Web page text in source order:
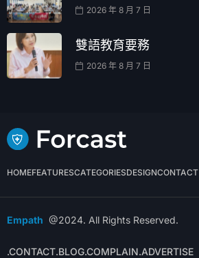
2026 年 8 月 7 日
雙語教育要務
2026 年 8 月 7 日
HOMEFEATURESCATEGORIESDESIGNCONTACT
Empath @2024. All Rights Reserved.
.CONTACT.BLOG.COMPLAIN.ADVERTISE